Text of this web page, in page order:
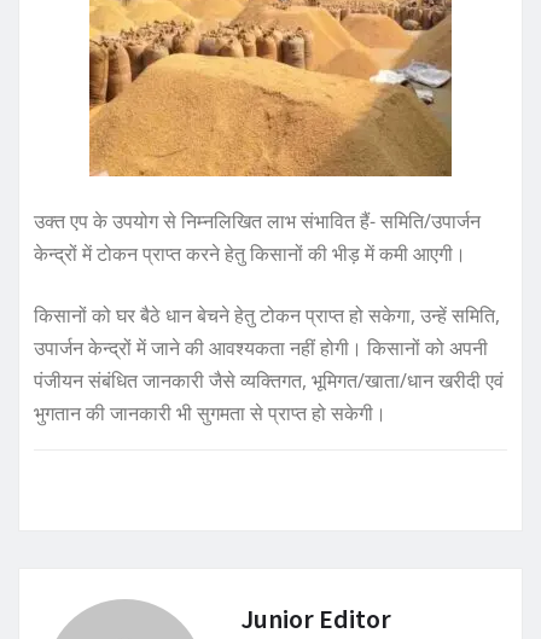
उक्त एप के उपयोग से निम्नलिखित लाभ संभावित हैं- समिति/उपार्जन
केन्द्रों में टोकन प्राप्त करने हेतु किसानों की भीड़ में कमी आएगी।
किसानों को घर बैठे धान बेचने हेतु टोकन प्राप्त हो सकेगा, उन्हें समिति,
उपार्जन केन्द्रों में जाने की आवश्यकता नहीं होगी। किसानों को अपनी
पंजीयन संबंधित जानकारी जैसे व्यक्तिगत, भूमिगत/खाता/धान खरीदी एवं
भुगतान की जानकारी भी सुगमता से प्राप्त हो सकेगी।
Junior Editor